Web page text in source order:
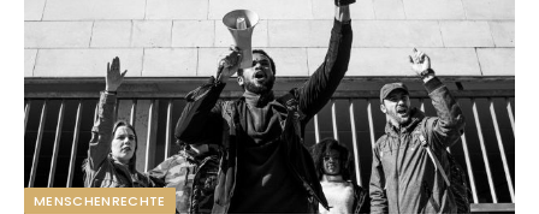
MENSCHENRECHTE